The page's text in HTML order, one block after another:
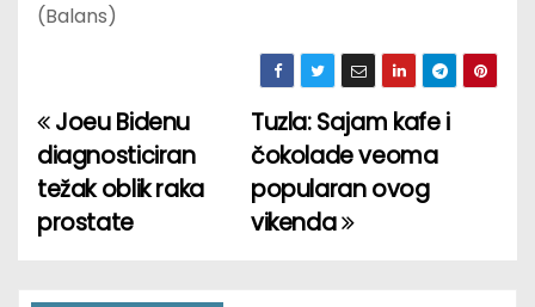
(Balans)
P
o
s
Tuzla: Sajam kafe i
čokolade veoma
popularan ovog
vikenda
Joeu Bidenu
diagnosticiran
težak oblik raka
prostate